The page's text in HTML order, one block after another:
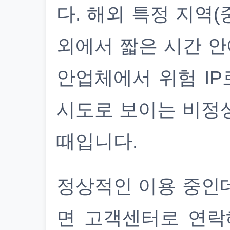
다. 해외 특정 지역(
외에서 짧은 시간
안업체에서 위험
시도로 보이는 비정
때입니다.
정상적인 이용 중인
면 고객센터로 연